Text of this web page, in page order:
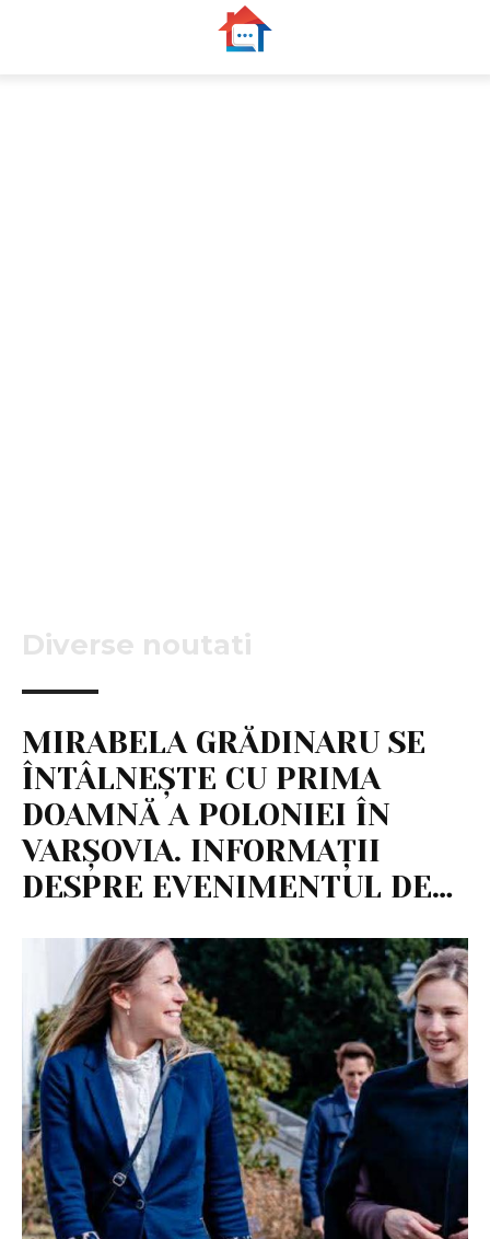
Diverse noutati
MIRABELA GRĂDINARU SE
ÎNTÂLNEȘTE CU PRIMA
DOAMNĂ A POLONIEI ÎN
VARȘOVIA. INFORMAȚII
DESPRE EVENIMENTUL DE…